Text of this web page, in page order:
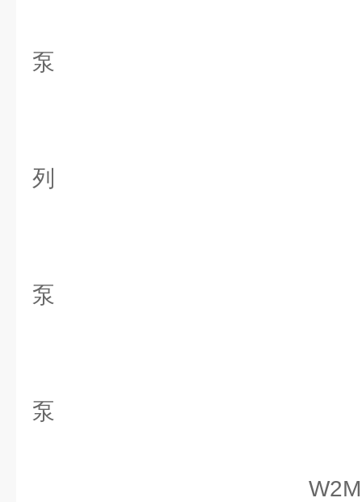
泵
列
泵
泵
W2MH/W2HH